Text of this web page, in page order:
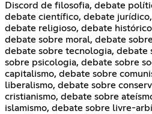
Discord de filosofia, debate
debate científico, debate
debate religioso, debate
debate sobre moral, debate
debate sobre tecnologia, debate
sobre psicologia, debate sobre
capitalismo, debate sobre
liberalismo, debate sobre
cristianismo, debate sobre
islamismo, debate sobre livre-